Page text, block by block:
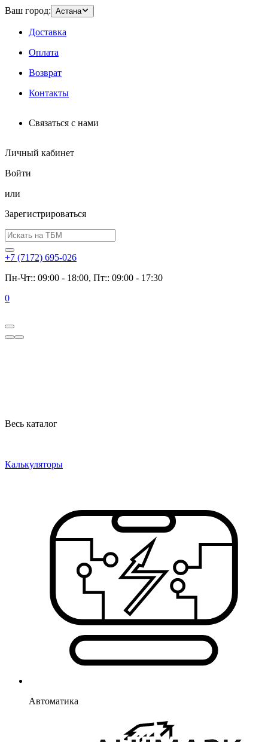
Ваш город: Астана
Доставка
Оплата
Возврат
Контакты
Связаться с нами
Личный кабинет
Войти
или
Зарегистрироваться
+7 (7172) 695-026
Пн-Чт:: 09:00 - 18:00, Пт:: 09:00 - 17:30
0
Весь каталог
Калькуляторы
Автоматика